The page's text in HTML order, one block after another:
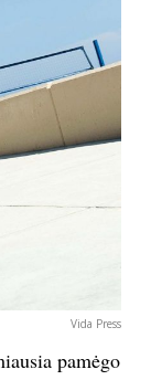
Vida Press
pamėgo